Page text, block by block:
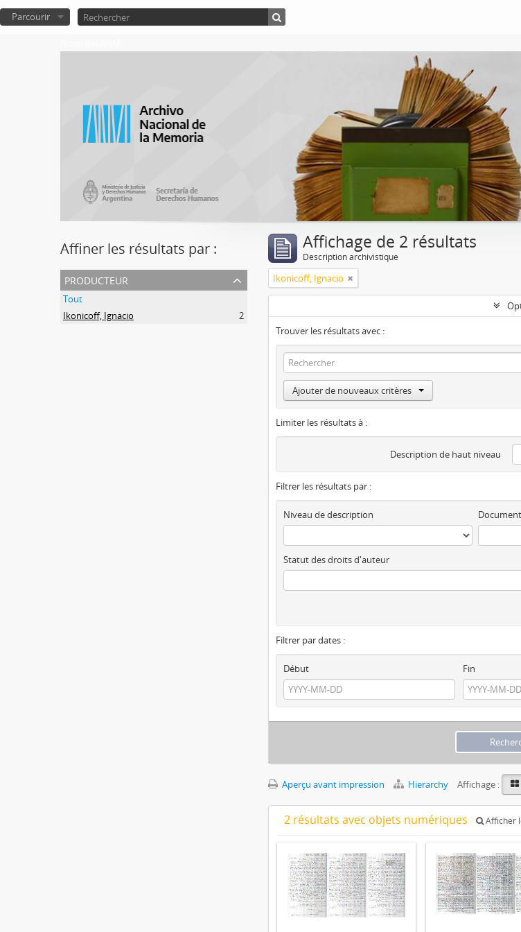
Parcourir
Affiner les résultats par :
producteur
Tout
Ikonicoff, Ignacio
2
Affichage de 2 résultats
Description archivistique
Ikonicoff, Ignacio
Trouver les résultats avec :
Ajouter de nouveaux critères
Limiter les résultats à :
Description de haut niveau
Filtrer les résultats par :
Niveau de description
Statut des droits d'auteur
Filtrer par dates :
Début
Fin
Aperçu avant impression Hierarchy Affichage :
2 résultats avec objets numériques Afficher